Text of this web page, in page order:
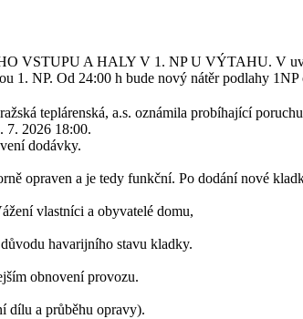
VSTUPU A HALY V 1. NP U VÝTAHU. V
1. NP. Od 24:00 h bude nový nátěr podlahy 1NP
teplárenská, a.s. oznámila probíhající
7. 2026 18:00.
dodávky.
opraven a je tedy funkční. Po dodání nové
vlastníci a obyvatelé domu,
havarijního stavu kladky.
obnovení provozu.
dílu a průběhu opravy).